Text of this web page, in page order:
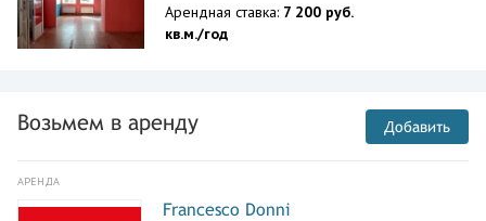
Арендная ставка: 7 200 руб.
кв.м./год
Возьмем в аренду Добавить
АРЕНДА
Francesco Donni